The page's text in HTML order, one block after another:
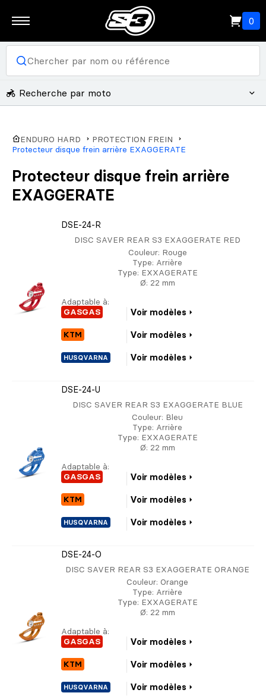
0
Recherche par moto
ENDURO HARD
PROTECTION FREIN
Protecteur disque frein arrière EXAGGERATE
Protecteur disque frein arrière
EXAGGERATE
DSE-24-R
DISC SAVER REAR S3 EXAGGERATE RED
Couleur: Rouge
Type: Arrière
Type: EXXAGERATE
Ø: 22 mm
Adaptable à:
GASGAS
Voir modèles
KTM Voir modèles
HUSQVARNA Voir modèles
DSE-24-U
DISC SAVER REAR S3 EXAGGERATE BLUE
Couleur: Bleu
Type: Arrière
Type: EXXAGERATE
Ø: 22 mm
Adaptable à:
GASGAS
Voir modèles
KTM Voir modèles
HUSQVARNA Voir modèles
DSE-24-O
DISC SAVER REAR S3 EXAGGERATE ORANGE
Couleur: Orange
Type: Arrière
Type: EXXAGERATE
Ø: 22 mm
Adaptable à:
GASGAS
Voir modèles
KTM Voir modèles
HUSQVARNA Voir modèles